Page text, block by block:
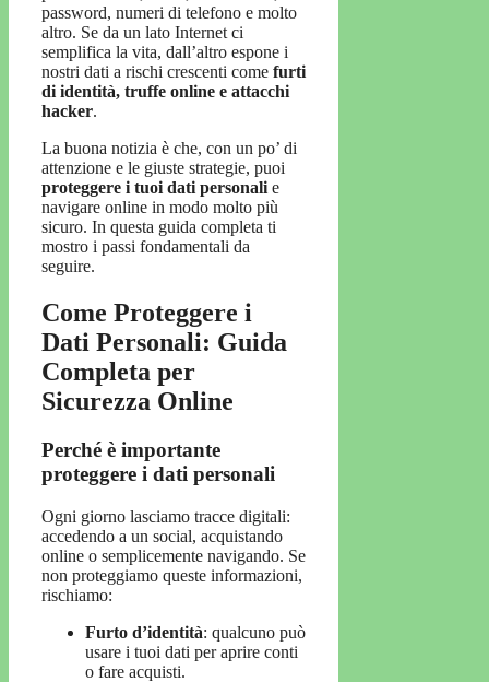
password, numeri di telefono e molto
altro. Se da un lato Internet ci
semplifica la vita, dall’altro espone i
nostri dati a rischi crescenti come furti
di identità, truffe online e attacchi
hacker.
La buona notizia è che, con un po’ di
attenzione e le giuste strategie, puoi
proteggere i tuoi dati personali e
navigare online in modo molto più
sicuro. In questa guida completa ti
mostro i passi fondamentali da
seguire.
Come Proteggere i
Dati Personali: Guida
Completa per
Sicurezza Online
Perché è importante
proteggere i dati personali
Ogni giorno lasciamo tracce digitali:
accedendo a un social, acquistando
online o semplicemente navigando. Se
non proteggiamo queste informazioni,
rischiamo:
Furto d’identità: qualcuno può
usare i tuoi dati per aprire conti
o fare acquisti.